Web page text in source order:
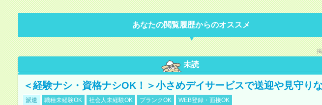
あなたの閲覧履歴からのオススメ
未読
＜経験ナシ・資格ナシOK！＞小さめデイサービスで送迎や見守りな
派遣 職種未経験OK 社会人未経験OK ブランクOK WEB登録・面接OK